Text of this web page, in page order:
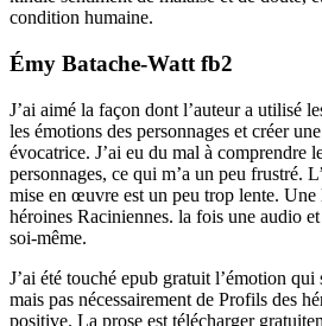
condition humaine.
Émy Batache-Watt fb2
J’ai aimé la façon dont l’auteur a utilisé
les émotions des personnages et créer
évocatrice. J’ai eu du mal à comprendre
personnages, ce qui m’a un peu frustré.
mise en œuvre est un peu trop lente. Une
héroines Raciniennes. la fois une audio
soi-même.
J’ai été touché epub gratuit l’émotion qui
mais pas nécessairement de Profils des
positive. La prose est télécharger